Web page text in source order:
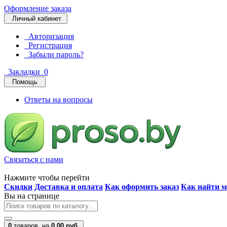
Оформление заказа
Личный кабинет
Авторизация
Регистрация
Забыли пароль?
Закладки 0
Помощь
Ответы на вопросы
Связаться с нами
Нажмите чтобы перейти
Скидки Доставка и оплата Как оформить заказ Как найти
Вы на странице